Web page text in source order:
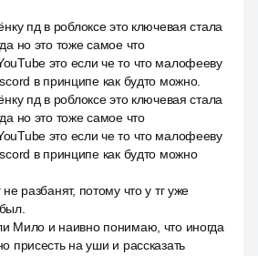
пд в роблоксе это ключевая стала
но это тоже самое что
это если че то что малофееву
в принципе как будто можно.
пд в роблоксе это ключевая стала
но это тоже самое что
это если че то что малофееву
в принципе как будто можно
разбанят, потому что у тг уже
Мило и наивно понимаю, что иногда
присесть на уши и рассказать